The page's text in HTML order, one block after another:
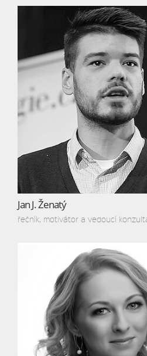
Jan J. Ženatý
řečník, motivátor a vedoucí